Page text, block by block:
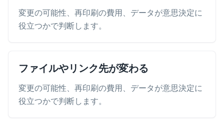
変更の可能性、再印刷の費用、データが意思決定に
役立つかで判断します。
ファイルやリンク先が変わる
変更の可能性、再印刷の費用、データが意思決定に
役立つかで判断します。